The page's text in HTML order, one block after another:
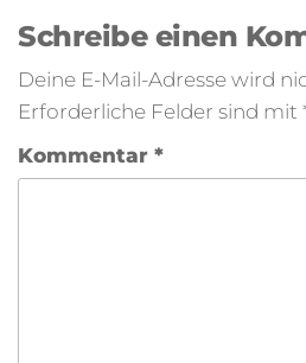
Schreibe einen
Deine E-Mail-Adresse wird
Erforderliche Felder sind mit
Kommentar *